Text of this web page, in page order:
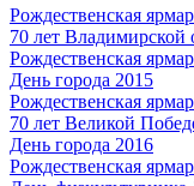
Рождественская
70 лет Владимирской
Рождественская
День города 2015
Рождественская
70 лет Великой
День города 2016
Рождественская